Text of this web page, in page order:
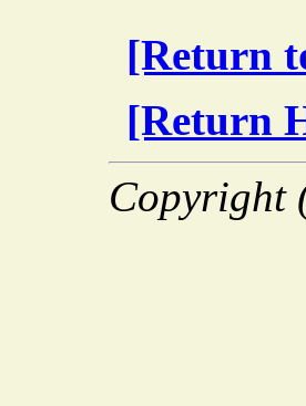
[Return
[Return
Copyright